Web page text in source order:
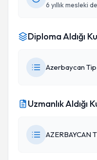
6 yıllık mesleki
Diploma Aldığı
Azerbaycan
Uzmanlık Aldığı
AZERBAYCAN